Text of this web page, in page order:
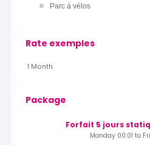
Parc à vélos
Rate exemples
1 Month
Package
Forfait 5 jours
Monday 00:01 to